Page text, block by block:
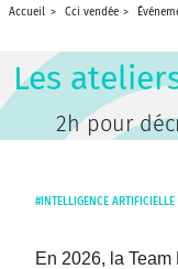
accueil cci vendée
Les
2h pour
INTELLIGENCE ARTIFICIELLE
En 2026, la